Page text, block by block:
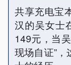
共享充电宝
汉的吴女士
149元，当
现场自证”